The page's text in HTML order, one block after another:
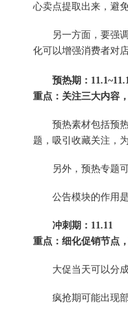
心卖点提取出来，避
另一方面，要强调
化可以增强消费者对
预热期：
重点：关注三大内容
预热素材包括预热
题，吸引收藏关注，
另外，预热专题可
公告模块的作用是
冲刺期：11.11
重点：细化促销节点
大促当天可以分成
疯抢期可能出现部